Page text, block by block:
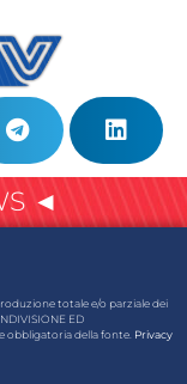
◄
totale e/o parziale dei
ED
obbligatoria della fonte. Privacy